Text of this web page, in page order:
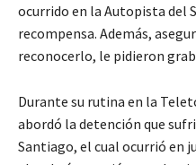
ocurrido en la Autopista del
recompensa. Además,
reconocerlo, le pidieron
Durante su rutina en la
abordó la detención que
Santiago, el cual ocurrió en